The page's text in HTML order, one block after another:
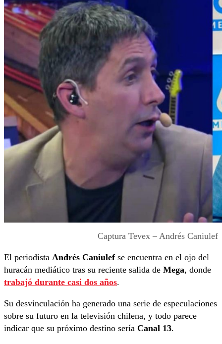
Captura Tevex – Andrés Caniulef
El periodista Andrés Caniulefse encuentra en el ojo del
huracán mediático tras su reciente salida de Mega, donde
trabajó durante casi dos años.
Su desvinculación ha generado una serie de especulaciones
sobre su futuro en la televisión chilena, y todo parece
indicar que su próximo destino sería Canal 13.